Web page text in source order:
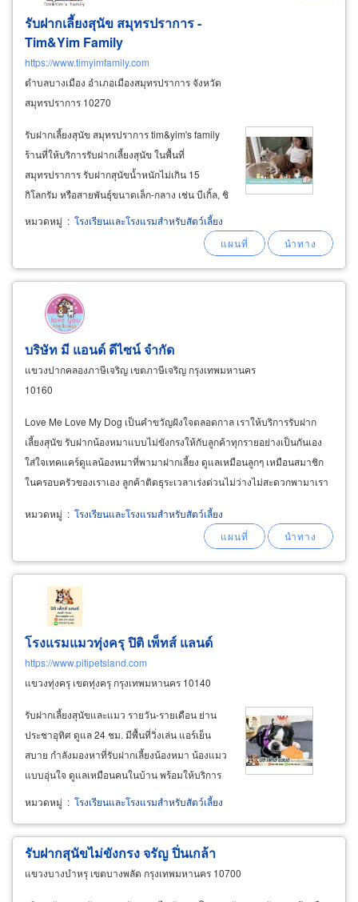
รับฝากเลี้ยงสุนัข สมุทรปราการ -
Tim&Yim Family
https://www.timyimfamily.com
ตำบลบางเมือง อำเภอเมืองสมุทรปราการ จังหวัด
สมุทรปราการ 10270
รับฝากเลี้ยงสุนัข สมุทรปราการ tim&yim's family
ร้านที่ให้บริการรับฝากเลี้ยงสุนัข ในพื้นที่
สมุทรปราการ รับฝากสุนัขน้ำหนักไม่เกิน 15
กิโลกรัม หรือสายพันธุ์ขนาดเล็ก-กลาง เช่น บีเกิ้ล, ชิ
วาวา, เฟรนช์บลูด็อก, ชิห์สุ, ปอมเมอเรเนียน เปิดให้
บริการทุกวัน รับดูแลทั้งแบบรายวันและค้างคืน
สำหรับเจ้าของที่ต้องเดินทางไปต่างจังหวัดหรือ
ต่างประเทศและกำลังหาโรงแรมหรือร้านรับฝาก
เลี้ยงสุนัข
หมวดหมู่ : โรงเรียนและโรงแรมสำหรับสัตว์เลี้ยง
บริษัท มี แอนด์ ดีไซน์ จำกัด
แขวงปากคลองภาษีเจริญ เขตภาษีเจริญ กรุงเทพมหานคร
10160
Love Me Love My Dog เป็นคำขวัญฝังใจตลอดกาล เราให้บริการรับฝาก
เลี้ยงสุนัข รับฝากน้องหมาแบบไม่ขังกรงให้กับลูกค้าทุกรายอย่างเป็นกันเอง
ใส่ใจเทคแคร์ดูแลน้องหมาที่พามาฝากเลี้ยง ดูแลเหมือนลูกๆ เหมือนสมาชิก
ในครอบครัวของเราเอง ลูกค้าติดธุระเวลาเร่งด่วนไม่ว่างไม่สะดวกพามาเรา
หมวดหมู่ : โรงเรียนและโรงแรมสำหรับสัตว์เลี้ยง
โรงแรมแมวทุ่งครุ ปิติ เพ็ทส์ แลนด์
https://www.pitipetsland.com
แขวงทุ่งครุ เขตทุ่งครุ กรุงเทพมหานคร 10140
รับฝากเลี้ยงสุนัขและแมว รายวัน-รายเดือน ย่าน
ประชาอุทิศ ดูแล 24 ชม. มีพื้นที่วิ่งเล่น แอร์เย็น
สบาย กำลังมองหาที่รับฝากเลี้ยงน้องหมา น้องแมว
แบบอุ่นใจ ดูแลเหมือนคนในบ้าน พร้อมให้บริการ
รับฝากสัตว์เลี้ยงที่ตอบโจทย์เจ้าของสัตว์เลี้ยงใน
บริการครบครัน ดูแลด้วยใจ
หมวดหมู่ : โรงเรียนและโรงแรมสำหรับสัตว์เลี้ยง
รับฝากสุนัขไม่ขังกรง จรัญ ปิ่นเกล้า
แขวงบางบำหรุ เขตบางพลัด กรุงเทพมหานคร 10700